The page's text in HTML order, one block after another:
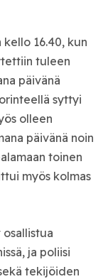
kello 16.40, kun
tuleen
päivänä
syttyi
olleen
päivänä noin
toinen
myös kolmas
ja poliisi
tekijöiden